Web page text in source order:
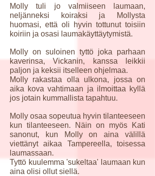
Molly tuli jo valmiiseen laumaan,
neljänneksi koiraksi ja Mollysta
huomasi, että oli hyvin tottunut toisiin
koiriin ja osasi laumakäyttäytymistä.
Molly on suloinen tyttö joka parhaan
kaverinsa, Vickanin, kanssa leikkii
paljon ja keksii itselleen ohjelmaa.
Molly rakastaa olla ulkona, jossa on
aika kova vahtimaan ja ilmoittaa kyllä
jos jotain kummallista tapahtuu.
Molly osaa sopeutua hyvin tilanteeseen
kun tilanteeseen. Näin on myös Kati
sanonut, kun Molly on aina välillä
viettänyt aikaa Tampereella, toisessa
laumassaan.
Tyttö kuulemma 'sukeltaa' laumaan kun
aina olisi ollut siellä.